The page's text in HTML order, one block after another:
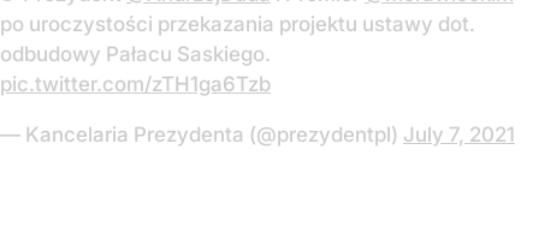
po uroczystości przekazania projektu ustawy dot.
odbudowy Pałacu Saskiego.
pic.twitter.com/zTH1ga6Tzb
— Kancelaria Prezydenta (@prezydentpl) July 7, 2021